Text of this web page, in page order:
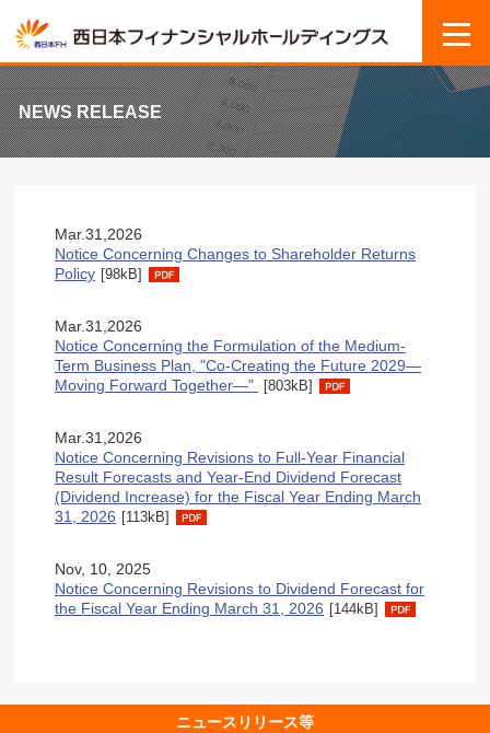
NEWS RELEASE
Mar.31,2026
Notice Concerning Changes to Shareholder Returns
Policy [98kB]
Mar.31,2026
Notice Concerning the Formulation of the Medium-
Term Business Plan, "Co-Creating the Future 2029—
Moving Forward Together—"
[803kB]
Mar.31,2026
Notice Concerning Revisions to Full-Year Financial
Result Forecasts and Year-End Dividend Forecast
(Dividend Increase) for the Fiscal Year Ending March
31, 2026 [113kB]
Nov, 10, 2025
Notice Concerning Revisions to Dividend Forecast for
the Fiscal Year Ending March 31, 2026 [144kB]
ニュースリリース等